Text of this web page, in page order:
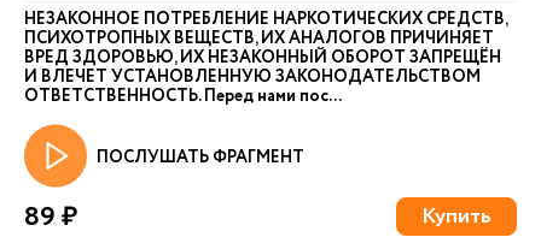
НЕЗАКОННОЕ ПОТРЕБЛЕНИЕ НАРКОТИЧЕСКИХ СРЕДСТВ,
ПСИХОТРОПНЫХ ВЕЩЕСТВ, ИХ АНАЛОГОВ ПРИЧИНЯЕТ
ВРЕД ЗДОРОВЬЮ, ИХ НЕЗАКОННЫЙ ОБОРОТ ЗАПРЕЩЁН
И ВЛЕЧЕТ УСТАНОВЛЕННУЮ ЗАКОНОДАТЕЛЬСТВОМ
ОТВЕТСТВЕННОСТЬ. Перед нами пос...
ПОСЛУШАТЬ ФРАГМЕНТ
89 ₽ Купить